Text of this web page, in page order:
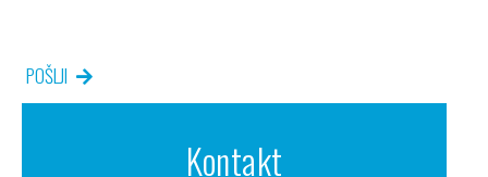
POŠLJI
Kontakt